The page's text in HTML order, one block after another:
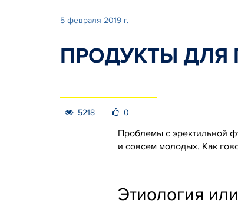
5 февраля 2019 г.
ПРОДУКТЫ
5218 0
Проблемы с эректильной
и совсем молодых. Как
Этиология